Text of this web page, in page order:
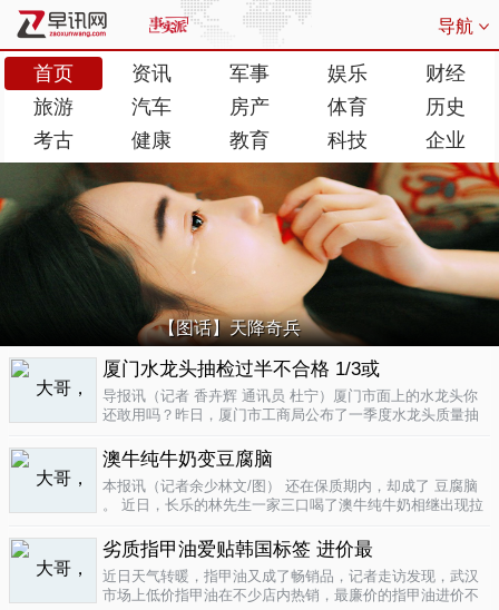
导航
首页 资讯 军事 娱乐
财经
旅游
汽车 房产 体育
历史
考古
健康 教育 科技 企业
【图话】天降奇兵
厦门水龙头抽检过半不合格 1/3或
导报讯（记者 香卉辉 通讯员 杜宁）厦门市面上的水龙头你
还敢用吗？昨日，厦门市工商局公布了一季度水龙头质量抽
批次不合格原因是会产生剧毒。不合格率53.3%涉及多个品
牌据介绍，厦门市工商局今..
澳牛纯牛奶变豆腐脑
本报讯（记者余少林文/图） 还在保质期内，却成了 豆腐脑
。 近日，长乐的林先生一家三口喝了澳牛纯牛奶相继出现拉
纯牛奶并 不纯 ，呈凝固状，像酸奶。昨日上午，林先生向长
乐工商局12315投..
劣质指甲油爱贴韩国标签 进价最
近日天气转暖，指甲油又成了畅销品，记者走访发现，武汉
市场上低价指甲油在不少店内热销，最廉价的指甲油进价不